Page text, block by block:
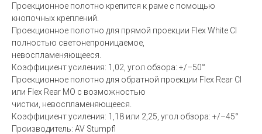
Проекционное полотно крепится к раме с помощью
кнопочных креплений.
Проекционное полотно для прямой проекции Flex White CI
полностью светонепроницаемое,
невоспламеняющееся.
Коэффициент усиления: 1,02, угол обзора: +/–50°
Проекционное полотно для обратной проекции Flex Rear CI
или Flex Rear MO с возможностью
чистки, невоспламеняющееся.
Коэффициент усиления: 1,18 или 2,25, угол обзора: +/–45°
Производитель: AV Stumpfl